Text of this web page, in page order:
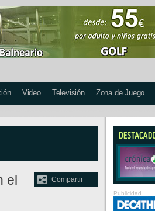
Video Televisión Zona de Juego
Compartir
el
Publicidad